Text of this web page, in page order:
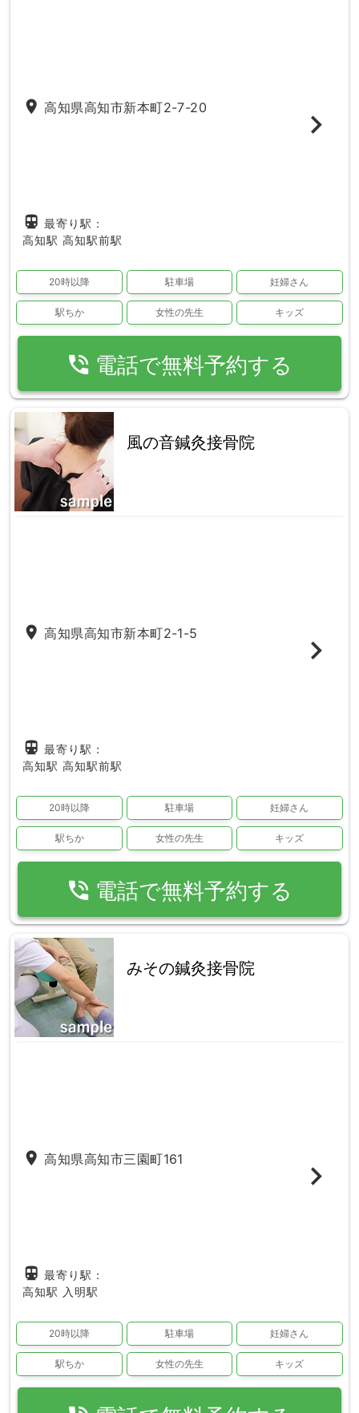
place 高知県高知市新本町2-7-20
directions_subway 最寄り駅：
高知駅 高知駅前駅
20時以降 駐車場 妊婦さん
駅ちか 女性の先生 キッズ
phone_in_talk 電話で無料予約する
風の音鍼灸接骨院
place 高知県高知市新本町2-1-5
directions_subway 最寄り駅：
高知駅 高知駅前駅
20時以降 駐車場 妊婦さん
駅ちか 女性の先生 キッズ
phone_in_talk 電話で無料予約する
みその鍼灸接骨院
place 高知県高知市三園町161
directions_subway 最寄り駅：
高知駅 入明駅
20時以降 駐車場 妊婦さん
駅ちか 女性の先生 キッズ